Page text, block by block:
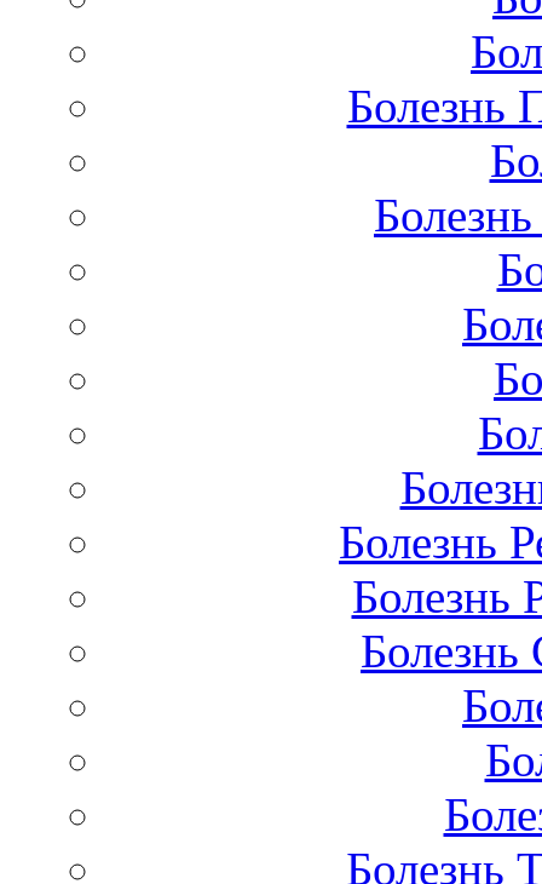
Болезнь
Болезнь
Болезнь
Болезнь
Болезнь